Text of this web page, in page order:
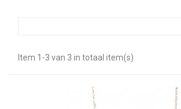
Item 1-3 van 3 in totaal item(s)